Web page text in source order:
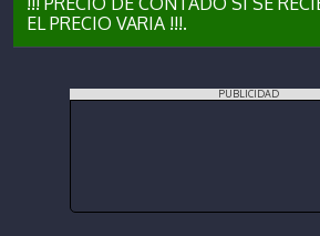
EL PRECIO VARIA !!!.
PUBLICIDAD